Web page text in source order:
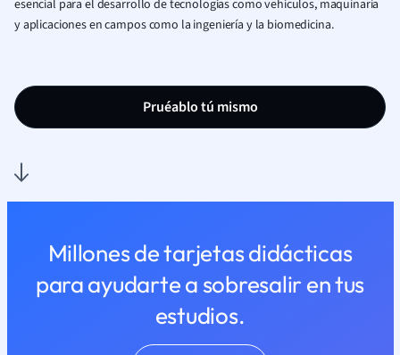
esencial para el desarrollo de tecnologías como vehículos, maquinaria
y aplicaciones en campos como la ingeniería y la biomedicina.
Pruéablo tú mismo
Millones de tarjetas didácticas
para ayudarte a sobresalir en tus
estudios.